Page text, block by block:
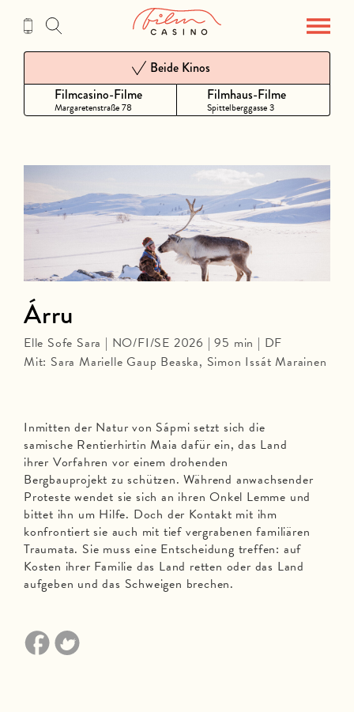
Inhalt
Filmcasino-Filme
Margaretenstraße 78
Beide Kinos
Filmhaus-Filme
Spittelberggasse 3
Inmitten der Natur von Sápmi setzt sich die
samische Rentierhirtin Maia dafür ein, das Land
ihrer Vorfahren vor einem drohenden
Bergbauprojekt zu schützen. Während anwachsender
Proteste wendet sie sich an ihren Onkel Lemme und
bittet ihn um Hilfe. Doch der Kontakt mit ihm
konfrontiert sie auch mit tief vergrabenen familiären
Traumata. Sie muss eine Entscheidung treffen: auf
Kosten ihrer Familie das Land retten oder das Land
aufgeben und das Schweigen brechen.
Árru
Elle Sofe Sara | NO/FI/SE 2026 | 95 min | DF
Mit: Sara Marielle Gaup Beaska, Simon Issát Marainen